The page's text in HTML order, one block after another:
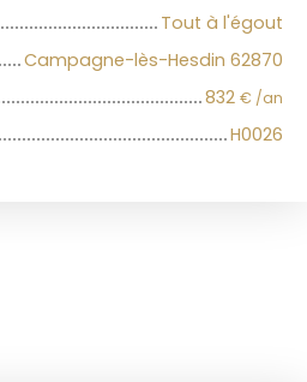
Tout à l'égout
Campagne-lès-Hesdin 62870
832 € /an
H0026